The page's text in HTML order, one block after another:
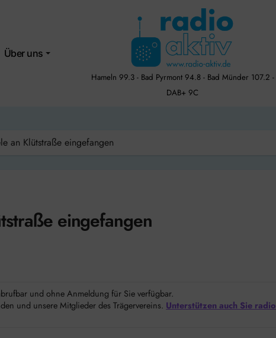
Über uns
Hameln 99.3 - Bad Pyrmont 94.8 - Bad Münder 107.2 -
DAB+ 9C
an Klütstraße eingefangen
eingefangen
und ohne Anmeldung für Sie verfügbar.
und unsere Mitglieder des Trägervereins. Unterstützen auch Sie radio